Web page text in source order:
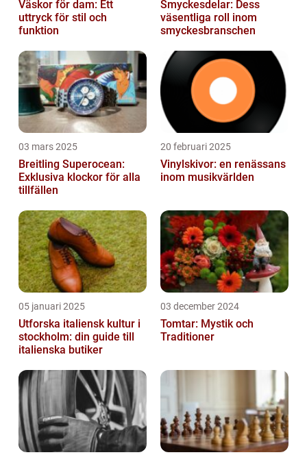
Väskor för dam: Ett
uttryck för stil och
funktion
Smyckesdelar: Dess
väsentliga roll inom
smyckesbranschen
03 mars 2025
Breitling Superocean:
Exklusiva klockor för alla
tillfällen
20 februari 2025
Vinylskivor: en renässans
inom musikvärlden
05 januari 2025
Utforska italiensk kultur i
stockholm: din guide till
italienska butiker
03 december 2024
Tomtar: Mystik och
Traditioner